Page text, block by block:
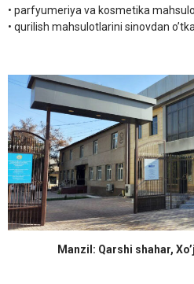
• parfyumeriya va kosmetika
• qurilish mahsulotlarini sinovdan
Manzil: Qarshi shahar,